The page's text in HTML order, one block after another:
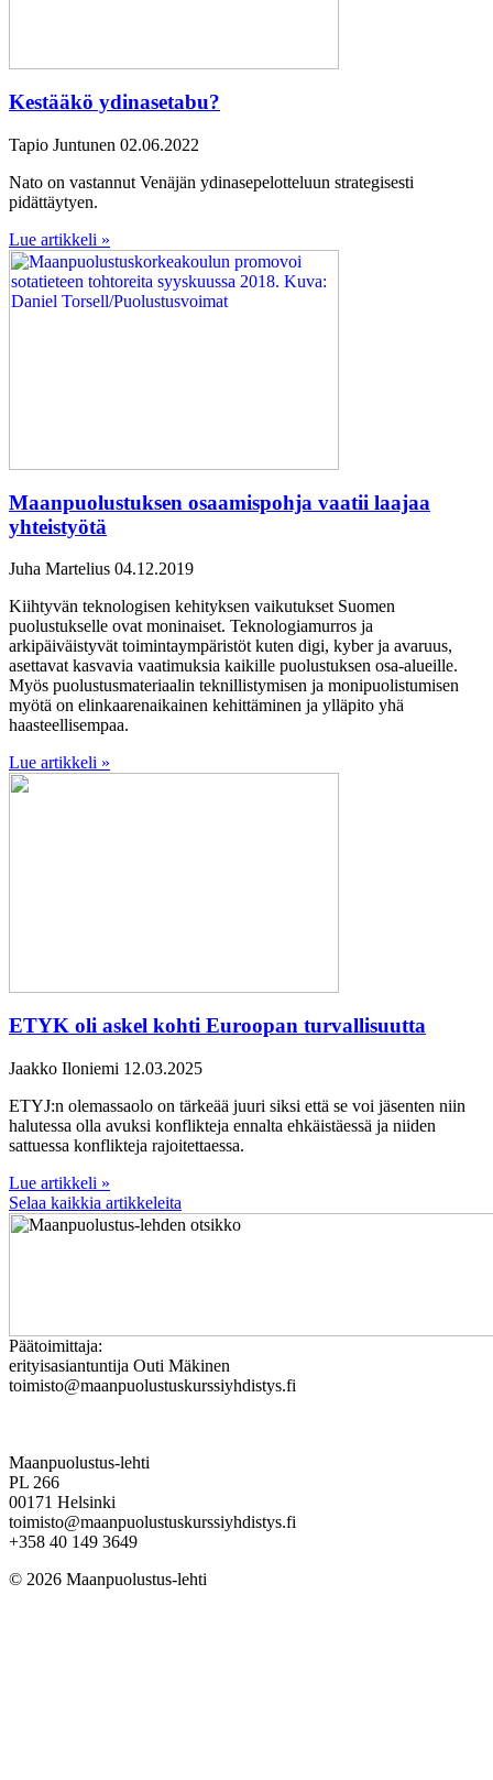
Kestääkö ydinasetabu?
Tapio Juntunen 02.06.2022
Nato on vastannut Venäjän ydinasepelotteluun strategisesti
pidättäytyen.
Lue artikkeli »
Maanpuolustuksen osaamispohja vaatii laajaa
yhteistyötä
Juha Martelius 04.12.2019
Kiihtyvän teknologisen kehityksen vaikutukset Suomen
puolustukselle ovat moninaiset. Teknologiamurros ja
arkipäiväistyvät toimintaympäristöt kuten digi, kyber ja avaruus,
asettavat kasvavia vaatimuksia kaikille puolustuksen osa-alueille.
Myös puolustusmateriaalin teknillistymisen ja monipuolistumisen
myötä on elinkaarenaikainen kehittäminen ja ylläpito yhä
haasteellisempaa.
Lue artikkeli »
ETYK oli askel kohti Euroopan turvallisuutta
Jaakko Iloniemi 12.03.2025
ETYJ:n olemassaolo on tärkeää juuri siksi että se voi jäsenten niin
halutessa olla avuksi konflikteja ennalta ehkäistäessä ja niiden
sattuessa konflikteja rajoitettaessa.
Lue artikkeli »
Selaa kaikkia artikkeleita
Päätoimittaja:
erityisasiantuntija Outi Mäkinen
toimisto@maanpuolustuskurssiyhdistys.fi
Maanpuolustus-lehti
PL 266
00171 Helsinki
toimisto@maanpuolustuskurssiyhdistys.fi
+358 40 149 3649
© 2026 Maanpuolustus-lehti